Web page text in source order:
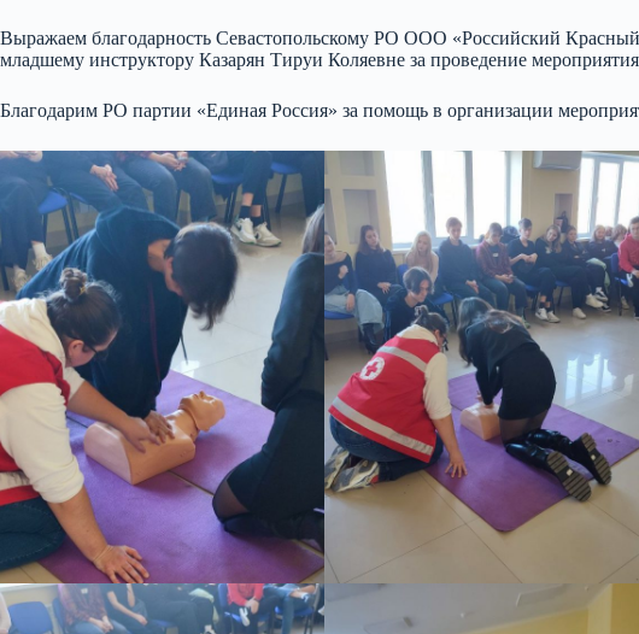
Выражаем благодарность Севастопольскому РО ООО «Российский
младшему инструктору Казарян Тируи Коляевне за проведение
Благодарим РО партии «Единая Россия» за помощь в организации